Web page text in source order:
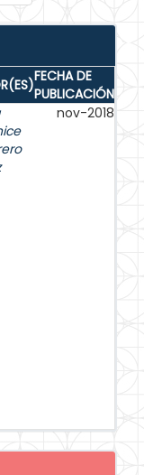
FECHA DE
PUBLICACIÓN
nov-2018